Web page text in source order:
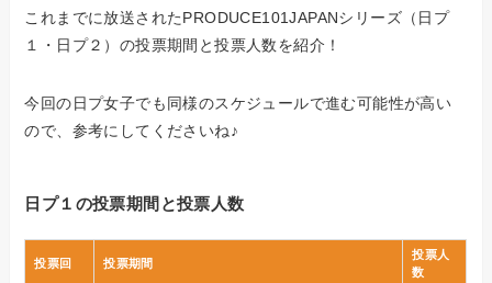
これまでに放送されたPRODUCE101JAPANシリーズ（日プ
１・日プ２）の投票期間と投票人数を紹介！
今回の日プ女子でも同様のスケジュールで進む可能性が高い
ので、参考にしてくださいね♪
日プ１の投票期間と投票人数
投票回 投票期間
投票人
数